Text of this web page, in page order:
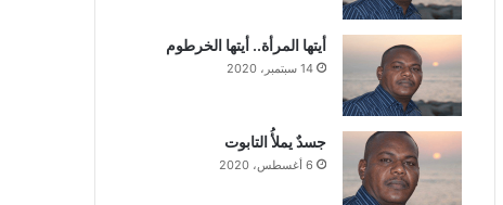
أيتها المرأة.. أيتها الخرطوم
14 سبتمبر، 2020
جسدٌ يملأُ التابوت
6 أغسطس، 2020